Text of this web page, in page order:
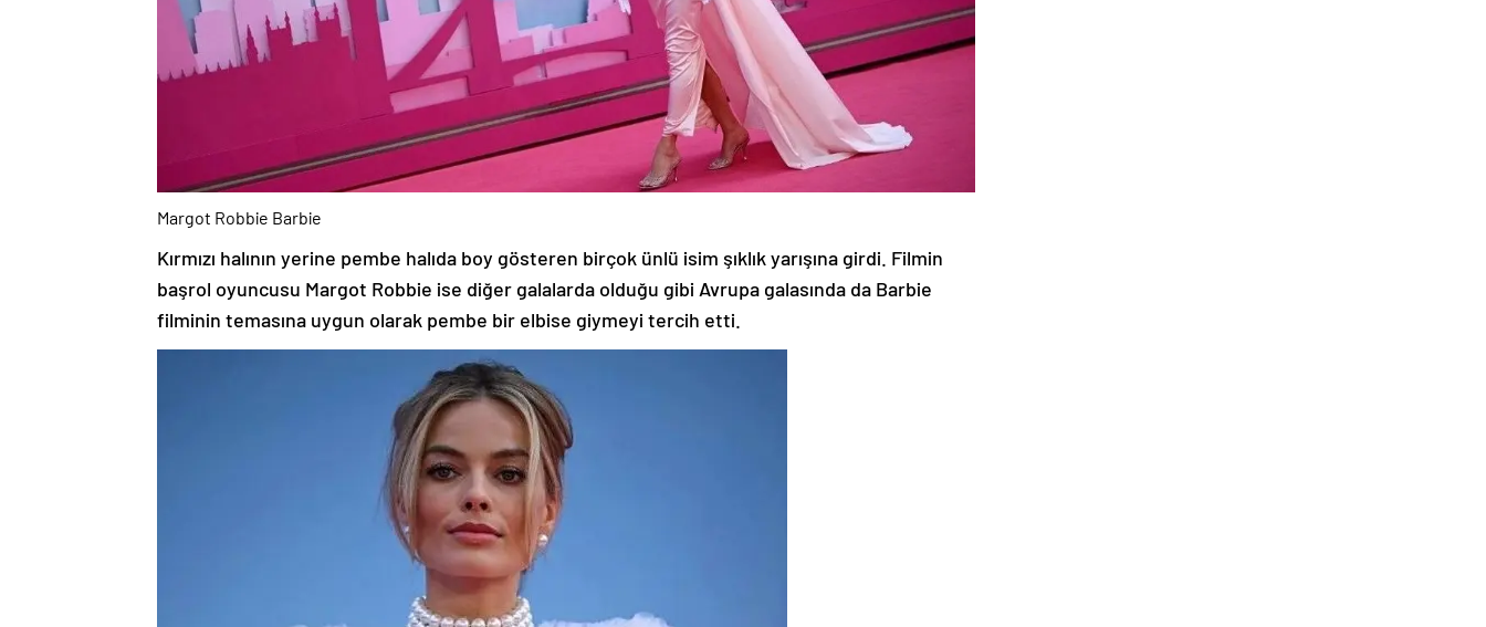
Margot Robbie Barbie
Kırmızı halının yerine pembe halıda boy gösteren birçok ünlü isim şıklık yarışına girdi. Filmin
başrol oyuncusu Margot Robbie ise diğer galalarda olduğu gibi Avrupa galasında da Barbie
filminin temasına uygun olarak pembe bir elbise giymeyi tercih etti.